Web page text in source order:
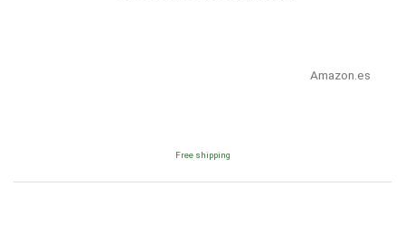
Amazon.es
Free shipping